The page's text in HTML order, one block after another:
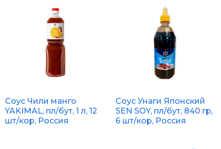
Соус Чили манго
YAKIMAL, пл/бут, 1 л, 12
шт/кор, Россия
Соус Унаги Японский
SEN SOY, пл/бут, 840 гр,
6 шт/кор, Россия